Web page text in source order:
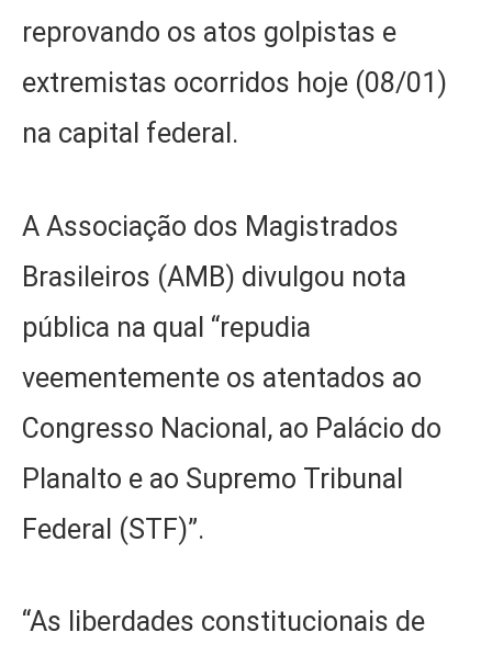
reprovando os atos golpistas e
extremistas ocorridos hoje (08/01)
na capital federal.
A Associação dos Magistrados
Brasileiros (AMB) divulgou nota
pública na qual “repudia
veementemente os atentados ao
Congresso Nacional, ao Palácio do
Planalto e ao Supremo Tribunal
Federal (STF)”.
“As liberdades constitucionais de